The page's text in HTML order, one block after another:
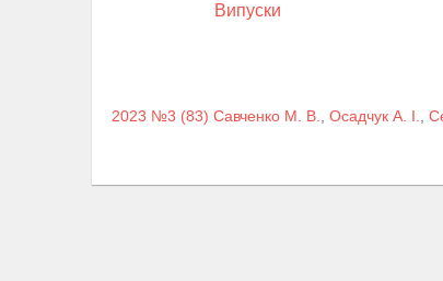
Випуски
2023 №3 (83) Савченко М. В. Осадчук А. І.